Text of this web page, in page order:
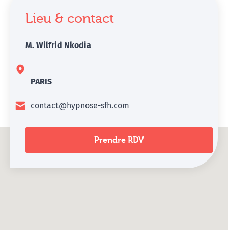
Lieu & contact
M. Wilfrid Nkodia
PARIS
contact@hypnose-sfh.com
Prendre RDV